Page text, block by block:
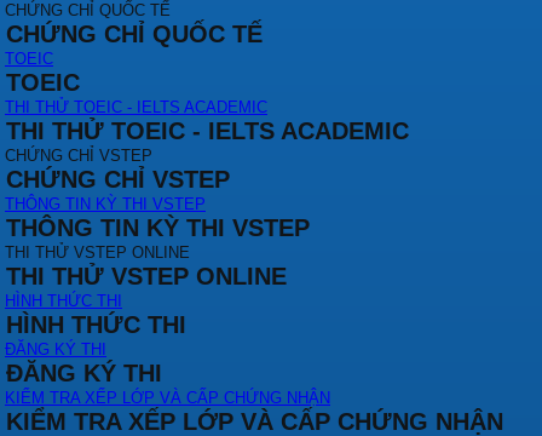
CHỨNG CHỈ QUỐC TẾ
CHỨNG CHỈ QUỐC TẾ
TOEIC
TOEIC
THI THỬ TOEIC - IELTS ACADEMIC
THI THỬ TOEIC - IELTS ACADEMIC
CHỨNG CHỈ VSTEP
CHỨNG CHỈ VSTEP
THÔNG TIN KỲ THI VSTEP
THÔNG TIN KỲ THI VSTEP
THI THỬ VSTEP ONLINE
THI THỬ VSTEP ONLINE
HÌNH THỨC THI
HÌNH THỨC THI
ĐĂNG KÝ THI
ĐĂNG KÝ THI
KIỂM TRA XẾP LỚP VÀ CẤP CHỨNG NHẬN
KIỂM TRA XẾP LỚP VÀ CẤP CHỨNG NHẬN